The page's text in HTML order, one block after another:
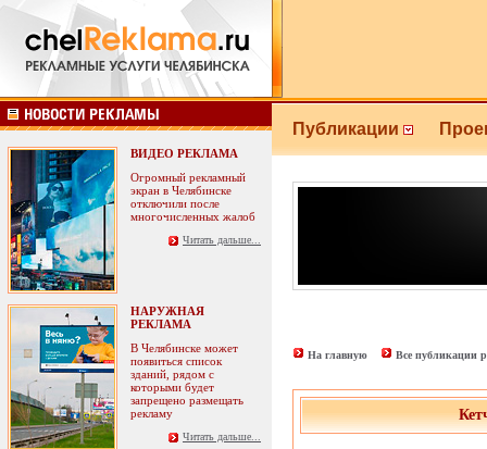
ВИДЕО РЕКЛАМА
Огромный рекламный
экран в Челябинске
отключили после
многочисленных жалоб
Читать дальше...
НАРУЖНАЯ
РЕКЛАМА
В Челябинске может
появиться список
зданий, рядом с
которыми будет
запрещено размещать
рекламу
Читать дальше...
Публикации
На главную Все публикации